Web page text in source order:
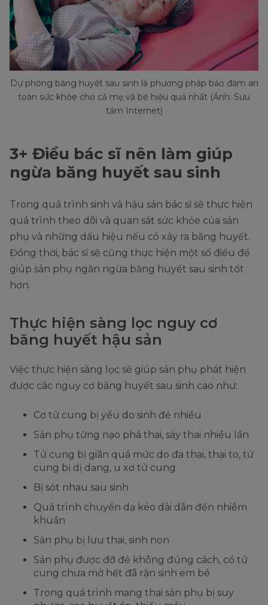
Dự phòng băng huyết sau sinh là phương pháp bảo đảm an
toàn sức khỏe cho cả mẹ và bé hiệu quả nhất (Ảnh: Sưu
tầm Internet)
3+ Điều bác sĩ nên làm giúp
ngừa băng huyết sau sinh
Trong quá trình sinh và hậu sản bác sĩ sẽ thực hiện
quá trình theo dõi và quan sát sức khỏe của sản
phụ và những dấu hiệu nếu có xảy ra băng huyết.
Đồng thời, bác sĩ sẽ cũng thực hiện một số điều để
giúp sản phụ ngăn ngừa băng huyết sau sinh tốt
hơn.
Thực hiện sàng lọc nguy cơ
băng huyết hậu sản
Việc thực hiện sàng lọc sẽ giúp sản phụ phát hiện
được các nguy cơ băng huyết sau sinh cao như:
Cơ tử cung bị yếu do sinh đẻ nhiều
Sản phụ từng nạo phá thai, sảy thai nhiều lần
Tử cung bị giãn quá mức do đa thai, thai to, tử
cung bị dị dạng, u xơ tử cung
Bị sót nhau sau sinh
Quá trình chuyển dạ kéo dài dẫn đến nhiễm
khuẩn
Sản phụ bị lưu thai, sinh non
Sản phụ được đỡ đẻ không đúng cách, cổ tử
cung chưa mở hết đã rặn sinh em bé
Trong quá trình mang thai sản phụ bị suy